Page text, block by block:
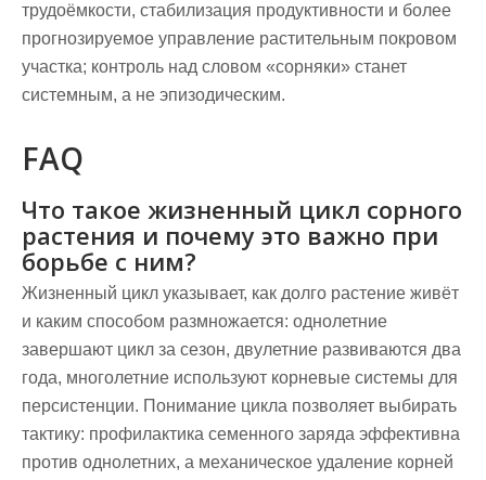
трудоёмкости, стабилизация продуктивности и более
прогнозируемое управление растительным покровом
участка; контроль над словом «сорняки» станет
системным, а не эпизодическим.
FAQ
Что такое жизненный цикл сорного
растения и почему это важно при
борьбе с ним?
Жизненный цикл указывает, как долго растение живёт
и каким способом размножается: однолетние
завершают цикл за сезон, двулетние развиваются два
года, многолетние используют корневые системы для
персистенции. Понимание цикла позволяет выбирать
тактику: профилактика семенного заряда эффективна
против однолетних, а механическое удаление корней